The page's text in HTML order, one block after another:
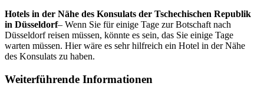
Hotels in der Nähe des Konsulats der Tschechischen Republik
in Düsseldorf– Wenn Sie für einige Tage zur Botschaft nach
Düsseldorf reisen müssen, könnte es sein, das Sie einige Tage
warten müssen. Hier wäre es sehr hilfreich ein Hotel in der Nähe
des Konsulats zu haben.
Weiterführende Informationen